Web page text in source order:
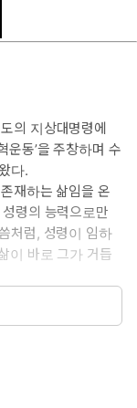
의 지상대명령에
운동’을 주창하며 수
다.
재하는 삶임을 온
령의 능력으로만
처럼, 성령이 임하
이 바로 그가 거듭
순종하고 의지할
시기 때문이다. 이
능력’에서는 성령